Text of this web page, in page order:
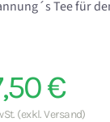
Tee für
€
(exkl. Versand)